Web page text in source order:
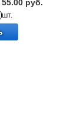
55.00 руб.
шт.